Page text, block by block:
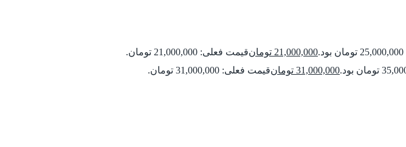
21,000,000 تومانقیمت فعلی: 21,000,000 تومان.
31,000,000 تومانقیمت فعلی: 31,000,000 تومان.